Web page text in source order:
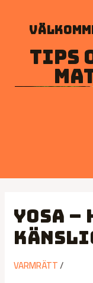
Tips
Yosa
VARMRÄTT/